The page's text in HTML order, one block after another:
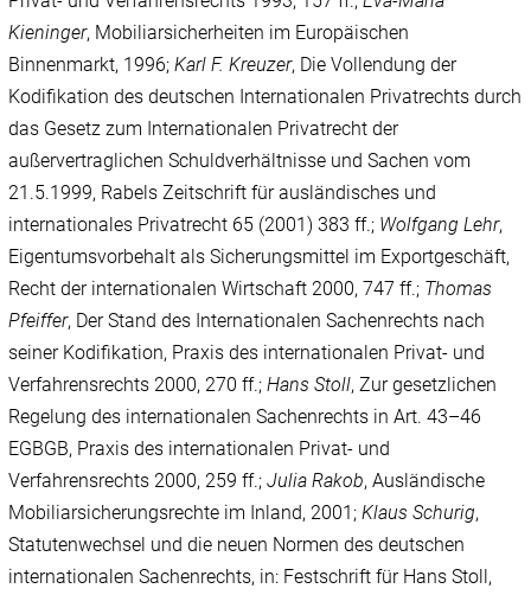
Kieninger, Mobiliarsicherheiten im Europäischen
Binnenmarkt, 1996;Karl F. Kreuzer, Die Vollendung der
Kodifikation des deutschen Internationalen Privatrechts durch
das Gesetz zum Internationalen Privatrecht der
außervertraglichen Schuldverhältnisse und Sachen vom
21.5.1999, Rabels Zeitschrift für ausländisches und
internationales Privatrecht 65 (2001) 383 ff.; Wolfgang Lehr,
Eigentumsvorbehalt als Sicherungsmittel im Exportgeschäft,
Recht der internationalen Wirtschaft 2000, 747 ff.; Thomas
Pfeiffer, Der Stand des Internationalen Sachenrechts nach
seiner Kodifikation, Praxis des internationalen Privat- und
Verfahrensrechts 2000, 270 ff.;Hans Stoll, Zur gesetzlichen
Regelung des internationalen Sachenrechts in Art. 43–46
EGBGB, Praxis des internationalen Privat- und
Verfahrensrechts 2000, 259 ff.;Julia Rakob, Ausländische
Mobiliarsicherungsrechte im Inland, 2001;Klaus Schurig,
Statutenwechsel und die neuen Normen des deutschen
internationalen Sachenrechts, in: Festschrift für Hans Stoll,